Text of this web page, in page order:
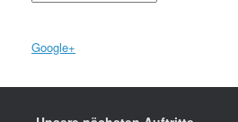
Google+